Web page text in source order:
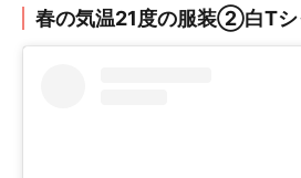
春の気温21度の服装②白Tシ